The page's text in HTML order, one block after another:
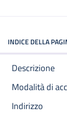
INDICE DELLA
Descrizione
Modalità di
Indirizzo